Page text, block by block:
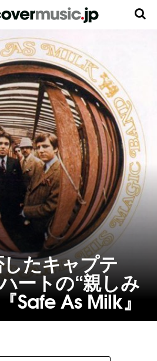
たキャプテ
ートの“親しみ
Safe As Milk』